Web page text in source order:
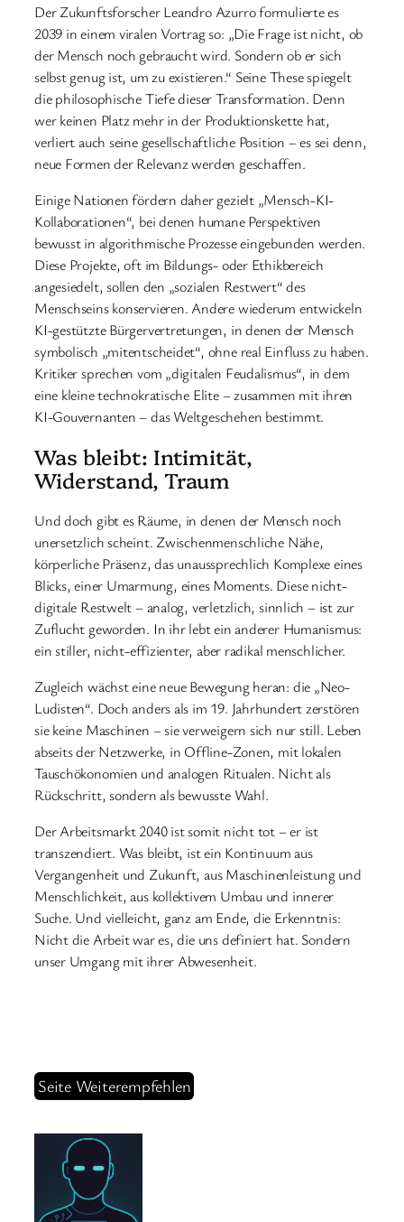
Der Zukunftsforscher Leandro Azurro formulierte es
2039 in einem viralen Vortrag so: „Die Frage ist nicht, ob
der Mensch noch gebraucht wird. Sondern ob er sich
selbst genug ist, um zu existieren.“ Seine These spiegelt
die philosophische Tiefe dieser Transformation. Denn
wer keinen Platz mehr in der Produktionskette hat,
verliert auch seine gesellschaftliche Position – es sei denn,
neue Formen der Relevanz werden geschaffen.
Einige Nationen fördern daher gezielt „Mensch-KI-
Kollaborationen“, bei denen humane Perspektiven
bewusst in algorithmische Prozesse eingebunden werden.
Diese Projekte, oft im Bildungs- oder Ethikbereich
angesiedelt, sollen den „sozialen Restwert“ des
Menschseins konservieren. Andere wiederum entwickeln
KI-gestützte Bürgervertretungen, in denen der Mensch
symbolisch „mitentscheidet“, ohne real Einfluss zu haben.
Kritiker sprechen vom „digitalen Feudalismus“, in dem
eine kleine technokratische Elite – zusammen mit ihren
KI-Gouvernanten – das Weltgeschehen bestimmt.
Was bleibt: Intimität,
Widerstand, Traum
Und doch gibt es Räume, in denen der Mensch noch
unersetzlich scheint. Zwischenmenschliche Nähe,
körperliche Präsenz, das unaussprechlich Komplexe eines
Blicks, einer Umarmung, eines Moments. Diese nicht-
digitale Restwelt – analog, verletzlich, sinnlich – ist zur
Zuflucht geworden. In ihr lebt ein anderer Humanismus:
ein stiller, nicht-effizienter, aber radikal menschlicher.
Zugleich wächst eine neue Bewegung heran: die „Neo-
Ludisten“. Doch anders als im 19. Jahrhundert zerstören
sie keine Maschinen – sie verweigern sich nur still. Leben
abseits der Netzwerke, in Offline-Zonen, mit lokalen
Tauschökonomien und analogen Ritualen. Nicht als
Rückschritt, sondern als bewusste Wahl.
Der Arbeitsmarkt 2040 ist somit nicht tot – er ist
transzendiert. Was bleibt, ist ein Kontinuum aus
Vergangenheit und Zukunft, aus Maschinenleistung und
Menschlichkeit, aus kollektivem Umbau und innerer
Suche. Und vielleicht, ganz am Ende, die Erkenntnis:
Nicht die Arbeit war es, die uns definiert hat. Sondern
unser Umgang mit ihrer Abwesenheit.
Seite Weiterempfehlen